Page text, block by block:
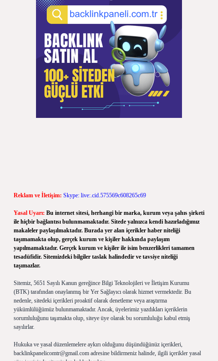
Reklam ve İletişim: Skype: live:.cid.575569c608265c69
Yasal Uyarı: Bu internet sitesi, herhangi bir marka, kurum veya şahıs şirketi
ile hiçbir bağlantısı bulunmamaktadır. Sitede yalnızca kendi hazırladığımız
makaleler paylaşılmaktadır. Burada yer alan içerikler haber niteliği
taşımamakta olup, gerçek kurum ve kişiler hakkında paylaşım
yapılmamaktadır. Gerçek kurum ve kişiler ile isim benzerlikleri tamamen
tesadüfidir. Sitemizdeki bilgiler taslak halindedir ve tavsiye niteliği
taşımazlar.
Sitemiz, 5651 Sayılı Kanun gereğince Bilgi Teknolojileri ve İletişim Kurumu
(BTK) tarafından onaylanmış bir Yer Sağlayıcı olarak hizmet vermektedir. Bu
nedenle, sitedeki içerikleri proaktif olarak denetleme veya araştırma
yükümlülüğümüz bulunmamaktadır. Ancak, üyelerimiz yazdıkları içeriklerin
sorumluluğunu taşımakta olup, siteye üye olarak bu sorumluluğu kabul etmiş
sayılırlar.
Hukuka ve yasal düzenlemelere aykırı olduğunu düşündüğünüz içerikleri,
backlinkpanelicomtr@gmail.com adresine bildirmeniz halinde, ilgili içerikler yasal